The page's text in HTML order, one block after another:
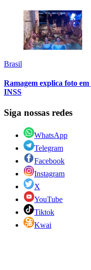
Brasil
Ramagem explica foto
INSS
Siga nossas redes
WhatsApp
Telegram
Facebook
Instagram
X
YouTube
Tiktok
Kwai